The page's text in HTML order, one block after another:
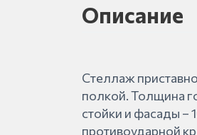
Описание
Стеллаж
полкой. Толщина
стойки и фасады
противоударной